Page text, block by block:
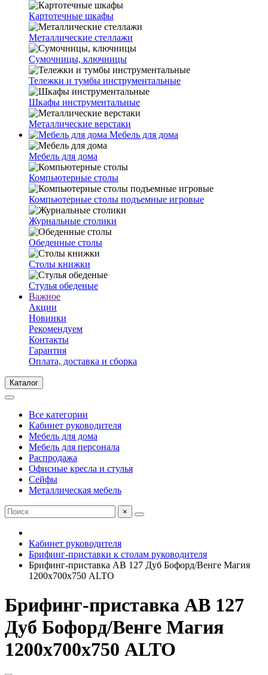
Картотечные шкафы
Металлические стеллажи
Сумочницы, ключницы
Тележки и тумбы инструментальные
Шкафы инструментальные
Металлические верстаки
Мебель для дома
Мебель для дома
Компьютерные столы
Компьютерные столы подъемные игровые
Журнальные столики
Обеденные столы
Столы книжки
Стулья обеденые
Важное
Акции
Новинки
Рекомендуем
Контакты
Гарантия
Оплата, доставка и сборка
Каталог
Все категории
Кабинет руководителя
Мебель для дома
Мебель для персонала
Распродажа
Офисные кресла и стулья
Сейфы
Металлическая мебель
×
Кабинет руководителя
Брифинг-приставки к столам руководителя
Брифинг-приставка AB 127 Дуб Бофорд/Венге Магия
1200х700х750 ALTO
Брифинг-приставка AB 127
Дуб Бофорд/Венге Магия
1200х700х750 ALTO